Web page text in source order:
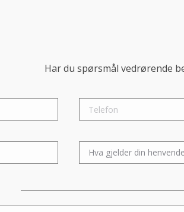
Har du spørsmål vedrørende